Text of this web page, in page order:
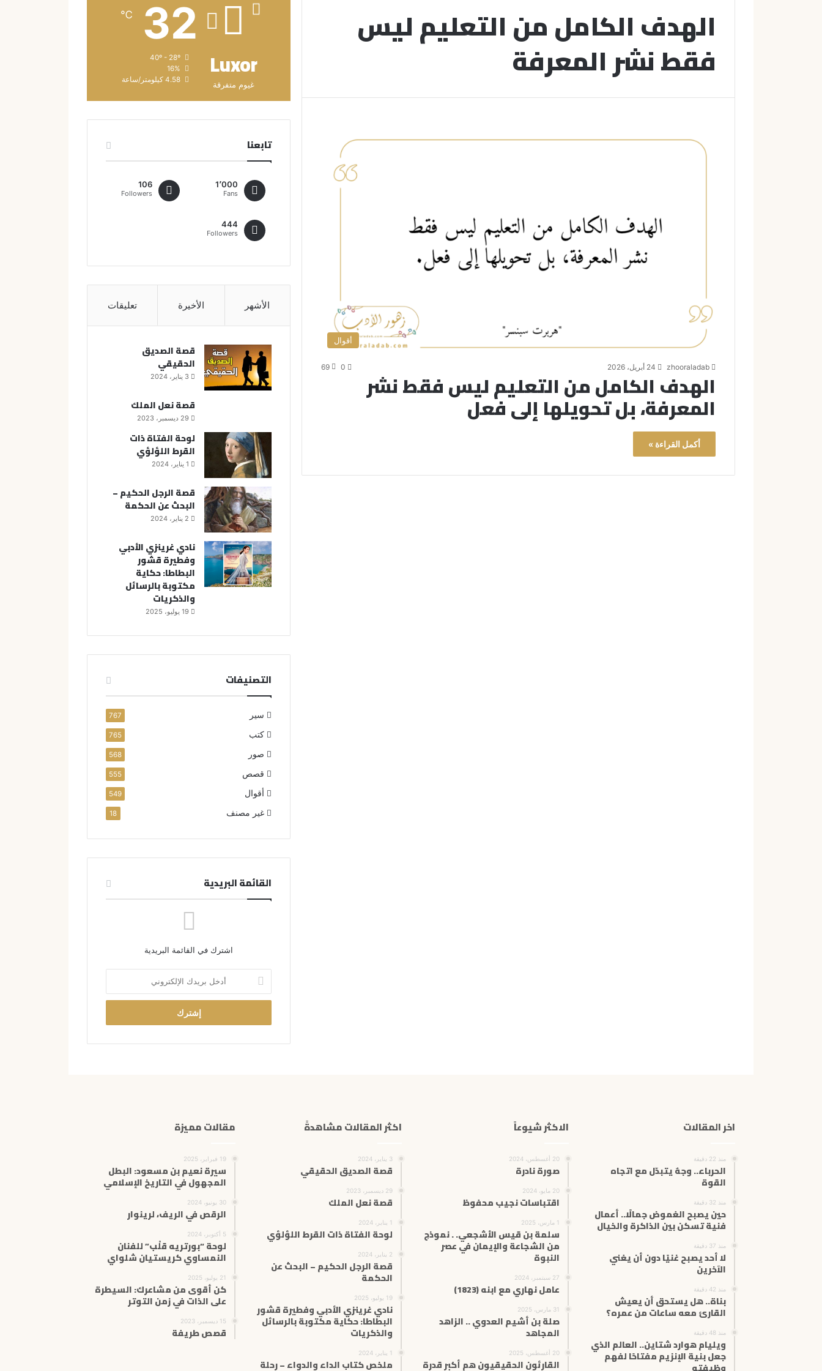
الهدف الكامل من التعليم ليس
فقط نشر المعرفة
أقوال
zhooraladab 24 أبريل، 2026 0
69
الهدف الكامل من التعليم ليس فقط نشر
المعرفة، بل تحويلها إلى فعل
أكمل القراءة »
Luxor
غيوم متفرقة
32
℃
40º - 28º
16%
4.58 كيلومتر/ساعة
تابعنا
1٬000
Fans
106
Followers
444
Followers
الأشهر الأخيرة تعليقات
قصة الصديق
الحقيقي
3 يناير، 2024
قصة نعل الملك
29 ديسمبر، 2023
لوحة الفتاة ذات
القرط اللؤلؤي
1 يناير، 2024
قصة الرجل الحكيم –
البحث عن الحكمة
2 يناير، 2024
نادي غرينزي الأدبي
وفطيرة قشور
البطاطا: حكاية
مكتوبة بالرسائل
والذكريات
19 يوليو، 2025
التصنيفات
سير 767
كتب 765
صور 568
قصص 555
أقوال 549
غير مصنف 18
القائمة البريدية
اشترك في القائمة البريدية
خ
ب
اخر المقالات
منذ 22 دقيقة
الحرباء.. وجهٌ يتبدّل مع اتجاه
القوة
منذ 32 دقيقة
حين يصبح الغموض جمالًا.. أعمال
فنية تسكن بين الذاكرة والخيال
منذ 37 دقيقة
لا أحد يصبح غنيًا دون أن يغني
الآخرين
منذ 42 دقيقة
بناة.. هل يستحق أن يعيش
القارئ معه ساعات من عمره؟
منذ 48 دقيقة
ويليام هوارد شتاين.. العالم الذي
جعل بنية الإنزيم مفتاحًا لفهم
وظيفته
الاكثر شيوعاً
20 أغسطس، 2024
صورة نادرة
20 مايو، 2024
اقتباسات نجيب محفوظ
1 مارس، 2025
سلمة بن قيس الأشجعي. . نموذج
من الشجاعة والإيمان في عصر
النبوة
27 سبتمبر، 2024
عامل نهاري مع ابنه (1823)
31 مارس، 2025
صلة بن أشيم العدوي .. الزاهد
المجاهد
20 أغسطس، 2025
القارئون الحقيقيون هم أكبر قدرة
اكثر المقالات مشاهدةً
3 يناير، 2024
قصة الصديق الحقيقي
29 ديسمبر، 2023
قصة نعل الملك
1 يناير، 2024
لوحة الفتاة ذات القرط اللؤلؤي
2 يناير، 2024
قصة الرجل الحكيم – البحث عن
الحكمة
19 يوليو، 2025
نادي غرينزي الأدبي وفطيرة قشور
البطاطا: حكاية مكتوبة بالرسائل
والذكريات
1 يناير، 2024
ملخص كتاب الداء والدواء – رحلة
مقالات مميزة
19 فبراير، 2025
سيرة نعيم بن مسعود: البطل
المجهول في التاريخ الإسلامي
30 يونيو، 2024
الرقص في الريف، لرينوار
5 أكتوبر، 2024
لوحة “بورتريه قلْب” للفنان
النمساوي كريستيان شلواي
21 يوليو، 2025
كن أقوى من مشاعرك: السيطرة
على الذات في زمن التوتر
15 ديسمبر، 2023
قصص طريفة